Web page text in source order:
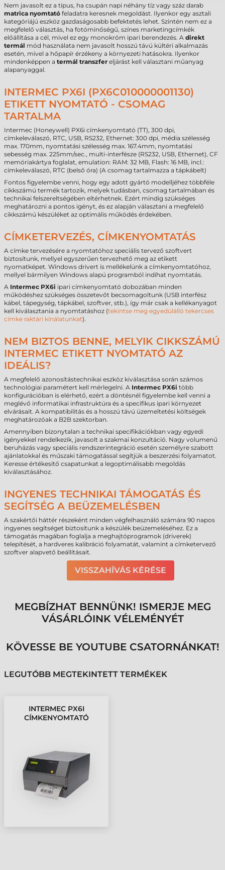
Nem javasolt ez a típus, ha csupán napi néhány tíz vagy száz darab
matrica nyomtató feladatra keresnek megoldást. Ilyenkor egy asztali
kategóriájú eszköz gazdaságosabb befektetés lehet. Szintén nem ez a
megfelelő választás, ha fotóminőségű, színes marketingcímkék
előállítása a cél, mivel ez egy monokróm ipari berendezés. A direkt
termál mód használata nem javasolt hosszú távú kültéri alkalmazás
esetén, mivel a hőpapír érzékeny a környezeti hatásokra. Ilyenkor
mindenképpen a termál transzfer eljárást kell választani műanyag
alapanyaggal.
INTERMEC PX6I (PX6C010000001130)
ETIKETT NYOMTATÓ - CSOMAG
TARTALMA
Intermec (Honeywell) PX6i címkenyomtató (TT), 300 dpi,
címkeleválaszó, RTC, USB, RS232, Ethernet: 300 dpi, média szélesség
max. 170mm, nyomtatási szélesség max. 167.4mm, nyomtatási
sebesség max. 225mm/sec., multi-interfésze (RS232, USB, Ethernet), CF
memóriakártya foglalat, emulation: RAM: 32 MB, Flash: 16 MB, incl.:
címkeleválaszó, RTC (belső óra) (A csomag tartalmazza a tápkábelt)
Fontos figyelembe venni, hogy egy adott gyártó modelljéhez többféle
cikkszámú termék tartozik, melyek tudásban, csomag tartalmában és
technikai felszereltségében eltérhetnek. Ezért mindig szükséges
meghatározni a pontos igényt, és ez alapján választani a megfelelő
cikkszámú készüléket az optimális működés érdekében.
CÍMKETERVEZÉS, CÍMKENYOMTATÁS
A címke tervezésére a nyomtatóhoz speciális tervező szoftvert
biztosítunk, mellyel egyszerűen tervezhető meg az etikett
nyomatképet. Windows drivert is mellékelünk a címkenyomtatóhoz,
mellyel bármilyen Windows alapú programból indíhat nyomtatás.
A Intermec PX6i ipari címkenyomtató dobozában minden
működéshez szükséges összetevőt becsomagoltunk (USB interfész
kábel, tápegység, tápkábel, szoftver, stb.), így már csak a kellékanyagot
kell kiválasztania a nyomtatáshoz (tekintse meg egyedülálló tekercses
címke raktári kínálatunkat).
NEM BIZTOS BENNE, MELYIK CIKKSZÁMÚ
INTERMEC ETIKETT NYOMTATÓ AZ
IDEÁLIS?
A megfelelő azonosítástechnikai eszköz kiválasztása során számos
technológiai paramétert kell mérlegelni. A Intermec PX6i több
konfigurációban is elérhető, ezért a döntésnél figyelembe kell venni a
meglévő informatikai infrastruktúra és a specifikus ipari környezet
elvárásait. A kompatibilitás és a hosszú távú üzemeltetési költségek
meghatározóak a B2B szektorban.
Amennyiben bizonytalan a technikai specifikációkban vagy egyedi
igényekkel rendelkezik, javasolt a szakmai konzultáció. Nagy volumenű
beruházás vagy speciális rendszerintegráció esetén személyre szabott
ajánlatokkal és műszaki támogatással segítjük a beszerzési folyamatot.
Keresse értékesítő csapatunkat a legoptimálisabb megoldás
kiválasztásához.
INGYENES TECHNIKAI TÁMOGATÁS ÉS
SEGÍTSÉG A BEÜZEMELÉSBEN
A szakértői háttér részeként minden végfelhasználó számára 90 napos
ingyenes segítséget biztosítunk a készülék beüzemeléséhez. Ez a
támogatás magában foglalja a meghajtóprogramok (driverek)
telepítését, a hardveres kalibráció folyamatát, valamint a címketervező
szoftver alapvető beállításait.
VISSZAHÍVÁS KÉRÉSE
MEGBÍZHAT BENNÜNK! ISMERJE MEG
VÁSÁRLÓINK VÉLEMÉNYÉT
KÖVESSE BE YOUTUBE CSATORNÁNKAT!
LEGUTÓBB MEGTEKINTETT TERMÉKEK
INTERMEC PX6I
CÍMKENYOMTATÓ